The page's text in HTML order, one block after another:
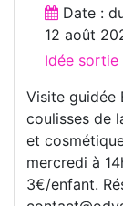
Date :
12 août
Idée sortie
Visite guidée
coulisses de
et
mercredi à
3€/enfant.